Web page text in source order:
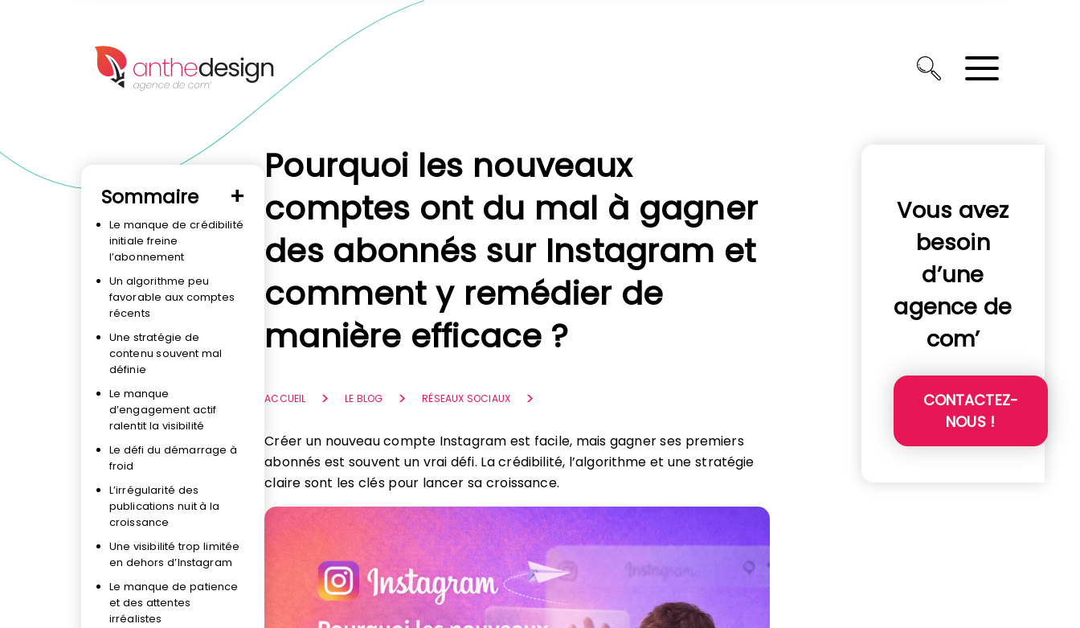
Sommaire
Le manque de crédibilité
initiale freine
l’abonnement
Un algorithme peu
favorable aux comptes
récents
Une stratégie de
contenu souvent mal
définie
Le manque
d’engagement actif
ralentit la visibilité
Le défi du démarrage à
froid
L’irrégularité des
publications nuit à la
croissance
Une visibilité trop limitée
en dehors d’Instagram
Le manque de patience
et des attentes
irréalistes
Pourquoi les nouveaux
comptes ont du mal à gagner
des abonnés sur Instagram et
comment y remédier de
manière efficace ?
ACCUEIL LE BLOG RÉSEAUX SOCIAUX
Créer un nouveau compte Instagram est facile, mais gagner ses premiers
abonnés est souvent un vrai défi. La crédibilité, l’algorithme et une stratégie
claire sont les clés pour lancer sa croissance.
Vous avez
besoin
d’une
agence de
com’
CONTACTEZ-
NOUS !